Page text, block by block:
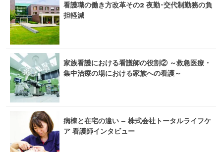
看護職の働き方改革その2 夜勤･交代制勤務の負
担軽減
家族看護における看護師の役割② ～救急医療・
集中治療の場における家族への看護～
病棟と在宅の違い – 株式会社トータルライフケ
ア 看護師インタビュー